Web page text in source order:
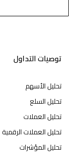
توصيات التداول
تحليل الأسهم
تحليل السلع
تحليل العملات
تحليل العملات الرقمية
تحليل المؤشرات